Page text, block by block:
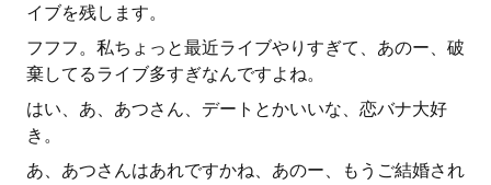
イブを残します。
フフフ。私ちょっと最近ライブやりすぎて、あのー、破
棄してるライブ多すぎなんですよね。
はい、あ、あつさん、デートとかいいな、恋バナ大好
き。
あ、あつさんはあれですかね、あのー、もうご結婚され